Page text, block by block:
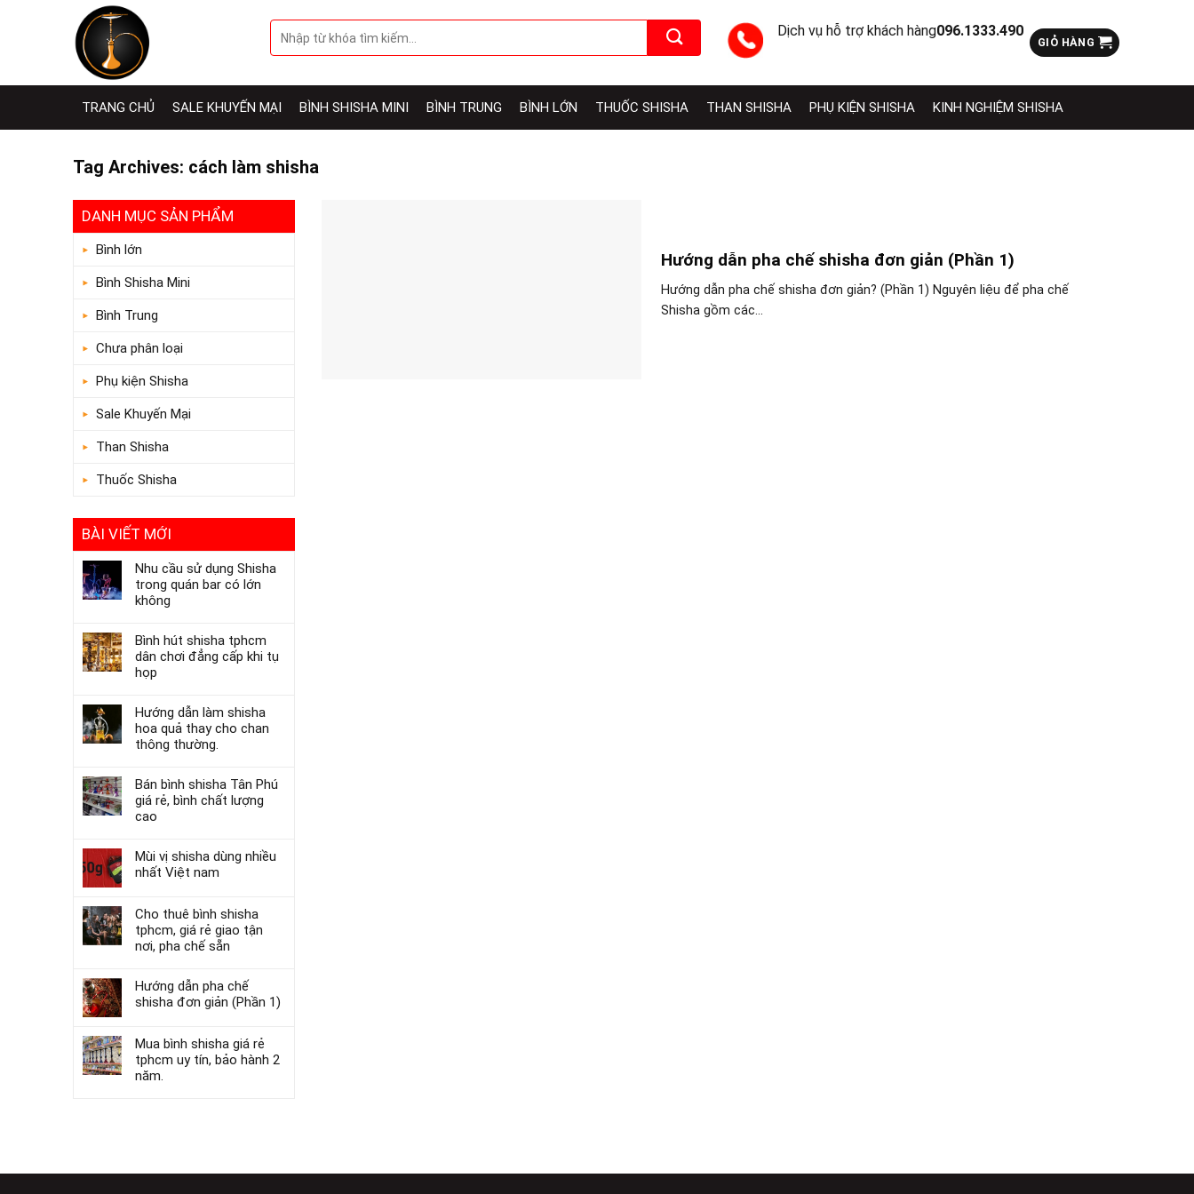
kiếm:
Dịch vụ hỗ trợ khách hàng096.1333.490
GIỎ HÀNG
TRANG CHỦ SALE KHUYẾN MẠI BÌNH SHISHA MINI BÌNH TRUNG BÌNH LỚN THUỐC SHISHA THAN SHISHA PHỤ KIỆN SHISHA KINH NGHIỆM SHISHA
Tag Archives: cách làm shisha
DANH MỤC SẢN PHẨM
Bình lớn
Bình Shisha Mini
Bình Trung
Chưa phân loại
Phụ kiện Shisha
Sale Khuyến Mại
Than Shisha
Thuốc Shisha
BÀI VIẾT MỚI
Nhu cầu sử dụng Shisha
trong quán bar có lớn
không
Bình hút shisha tphcm
dân chơi đẳng cấp khi tụ
họp
Hướng dẫn làm shisha
hoa quả thay cho chan
thông thường.
Bán bình shisha Tân Phú
giá rẻ, bình chất lượng
cao
Mùi vị shisha dùng nhiều
nhất Việt nam
Cho thuê bình shisha
tphcm, giá rẻ giao tận
nơi, pha chế sẵn
Hướng dẫn pha chế
shisha đơn giản (Phần 1)
Mua bình shisha giá rẻ
tphcm uy tín, bảo hành 2
năm.
Hướng dẫn pha chế shisha đơn giản (Phần 1)
Hướng dẫn pha chế shisha đơn giản? (Phần 1) Nguyên liệu để pha chế
Shisha gồm các...